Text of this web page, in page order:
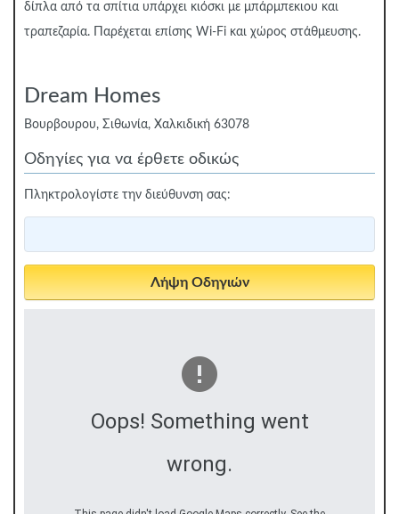
δίπλα από τα σπίτια υπάρχει κιόσκι με μπάρμπεκιου και
τραπεζαρία. Παρέχεται επίσης Wi-Fi και χώρος στάθμευσης.
Dream Homes
Βουρβουρου, Σιθωνία, Χαλκιδική 63078
Οδηγίες για να έρθετε οδικώς
Πληκτρολογίστε την διεύθυνση σας:
Oops! Something went
wrong.